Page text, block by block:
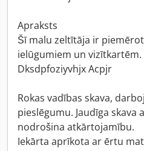
Apraksts
Šī malu zeltītāja ir
ielūgumiem un vizītkartēm.
Dksdpfoziyvhjx Acpjr
Rokas vadības skava,
pieslēgumu. Jaudīga
nodrošina atkārtojamību.
Iekārta aprīkota ar ērtu